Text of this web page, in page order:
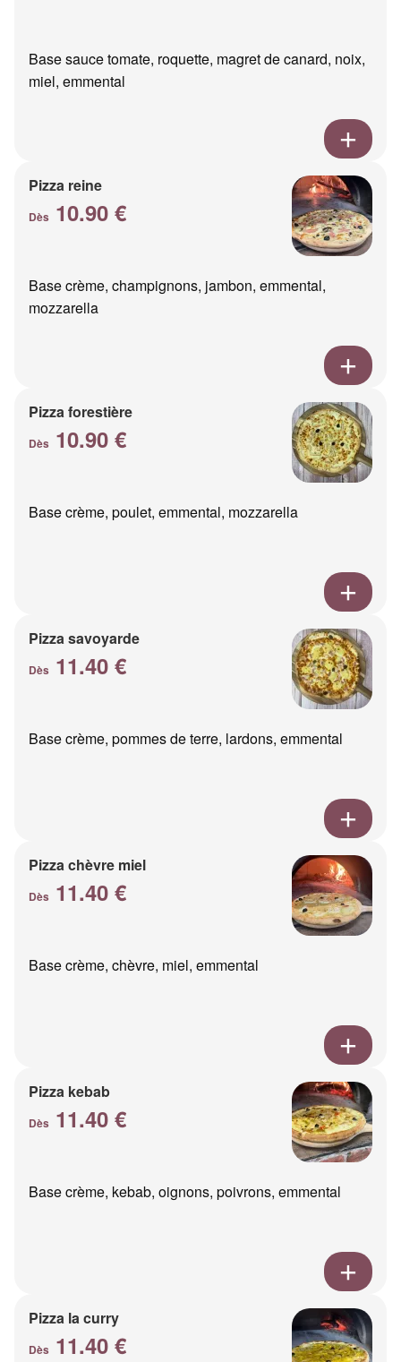
Base sauce tomate, roquette, magret de canard, noix,
miel, emmental
Pizza reine
Dès 10.90 €
Base crème, champignons, jambon, emmental,
mozzarella
Pizza forestière
Dès 10.90 €
Base crème, poulet, emmental, mozzarella
Pizza savoyarde
Dès 11.40 €
Base crème, pommes de terre, lardons, emmental
Pizza chèvre miel
Dès 11.40 €
Base crème, chèvre, miel, emmental
Pizza kebab
Dès 11.40 €
Base crème, kebab, oignons, poivrons, emmental
Pizza la curry
Dès 11.40 €